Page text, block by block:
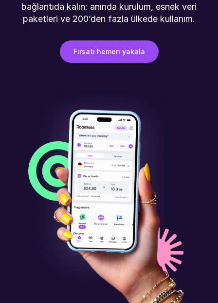
bağlantıda kalın: anında kurulum, esnek veri
paketleri ve 200’den fazla ülkede kullanım.
Fırsatı hemen yakala